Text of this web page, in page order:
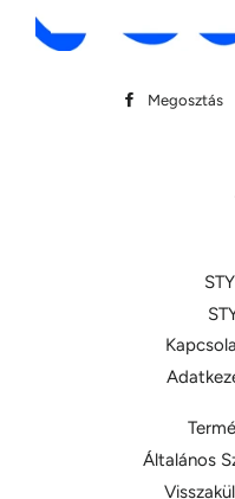
Megosztás
Általános